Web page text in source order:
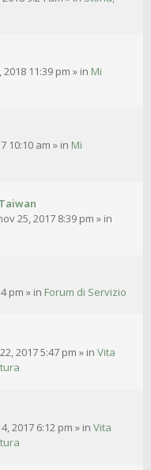
11:39 pm » in Mi
10:10 am » in Mi
25, 2017 8:39 pm » in
pm » in Forum di Servizio
2017 5:47 pm » in Vita
2017 6:12 pm » in Vita